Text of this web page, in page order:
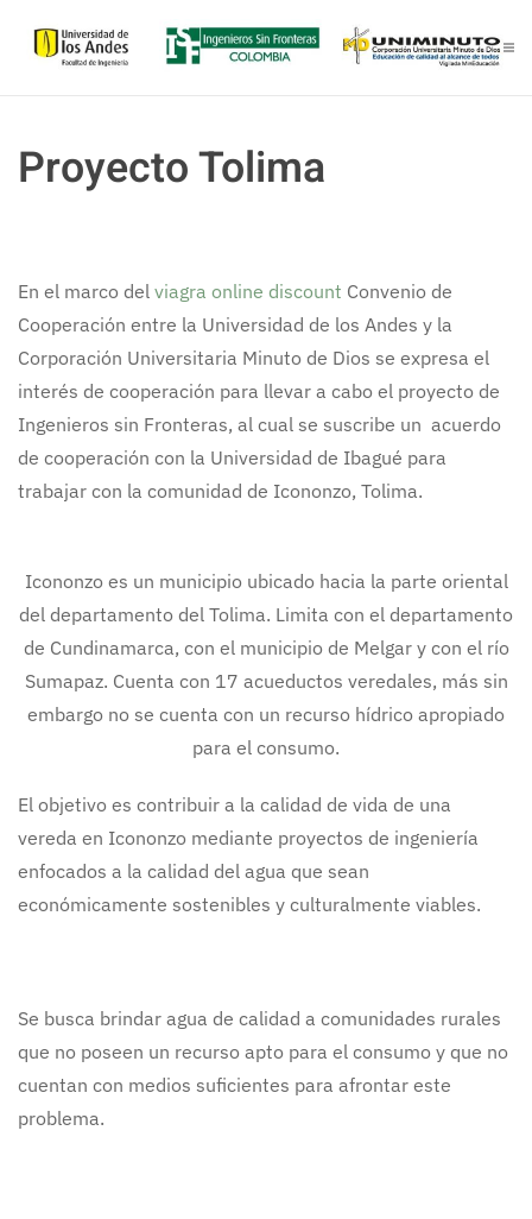
Skip to main content
Proyecto Tolima
En el marco del viagra online discount Convenio de
Cooperación entre la Universidad de los Andes y la
Corporación Universitaria Minuto de Dios se expresa el
interés de cooperación para llevar a cabo el proyecto de
Ingenieros sin Fronteras, al cual se suscribe un acuerdo
de cooperación con la Universidad de Ibagué para
trabajar con la comunidad de Icononzo, Tolima.
Icononzo es un municipio ubicado hacia la parte oriental
del departamento del Tolima. Limita con el departamento
de Cundinamarca, con el municipio de Melgar y con el río
Sumapaz. Cuenta con 17 acueductos veredales, más sin
embargo no se cuenta con un recurso hídrico apropiado
para el consumo.
El objetivo es contribuir a la calidad de vida de una
vereda en Icononzo mediante proyectos de ingeniería
enfocados a la calidad del agua que sean
económicamente sostenibles y culturalmente viables.
Se busca brindar agua de calidad a comunidades rurales
que no poseen un recurso apto para el consumo y que no
cuentan con medios suficientes para afrontar este
problema.